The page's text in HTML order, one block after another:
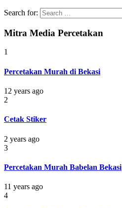
Search for:
Mitra Media Percetakan
1
Percetakan Murah di Bekasi
12 years ago
2
Cetak Stiker
2 years ago
3
Percetakan Murah Babelan Bekasi
11 years ago
4